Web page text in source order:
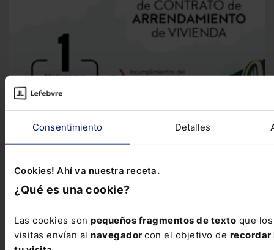
Consentimiento Detalles
Cookies! Ahí va nuestra receta.
¿Qué es una cookie?
Las cookies son pequeños fragmentos de texto que
visitas envían al navegador con el objetivo de recordar
de arrendamientoTe presentamos esta infografía en la que